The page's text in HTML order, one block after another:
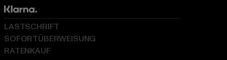
LASTSCHRIFT
SOFORTÜBERWEISUNG
RATENKAUF